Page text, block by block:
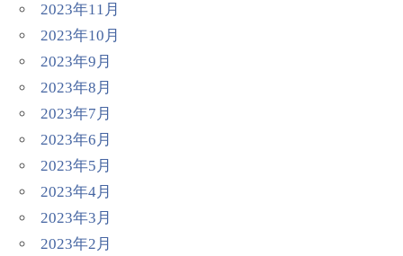
2023年11月
2023年10月
2023年9月
2023年8月
2023年7月
2023年6月
2023年5月
2023年4月
2023年3月
2023年2月